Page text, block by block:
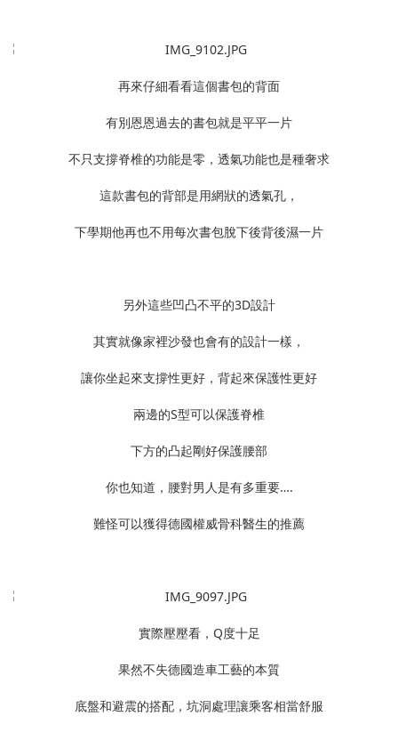
再來仔細看看這個書包的背面
有別恩恩過去的書包就是平平一片
不只支撐脊椎的功能是零，透氣功能也是種奢求
這款書包的背部是用網狀的透氣孔，
下學期他再也不用每次書包脫下後背後濕一片
另外這些凹凸不平的3D設計
其實就像家裡沙發也會有的設計一樣，
讓你坐起來支撐性更好，背起來保護性更好
兩邊的S型可以保護脊椎
下方的凸起剛好保護腰部
你也知道，腰對男人是有多重要….
難怪可以獲得德國權威骨科醫生的推薦
實際壓壓看，Q度十足
果然不失德國造車工藝的本質
底盤和避震的搭配，坑洞處理讓乘客相當舒服